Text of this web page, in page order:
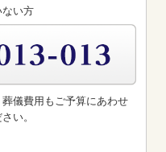
ない方
儀費用もご予算にあわせ
い。